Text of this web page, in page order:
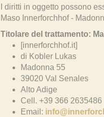
I diritti in oggetto possono
Maso Innerforchhof -
Titolare del trattamento:
[innerforchhof.it]
di Kobler Lukas
Madonna 55
39020 Val Senales
Alto Adige
Cell. +39 366 2635486
Email: